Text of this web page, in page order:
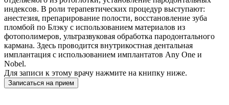
индексов. В роли терапевтических процедур выступают:
анестезия, препарирование полости, восстановление зуба
пломбой по Блэку с использованием материалов из
фотополимеров, ультразвуковая обработка пародонтального
кармана. Здесь проводится внутрикостная дентальная
имплантация с использованием имплантатов Any One и
Nobel.
Для записи к этому врачу нажмите на книпку ниже.
Записаться на прием